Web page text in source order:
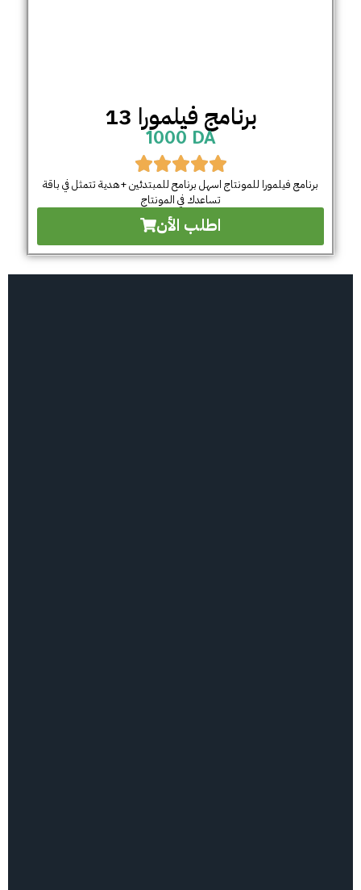
برنامج فيلمورا 13
1000 DA
برنامج فيلمورا للمونتاج اسهل برنامح للمبتدئين +هدية تتمثل في باقة
تساعدك في المونتاج
اطلب الأن